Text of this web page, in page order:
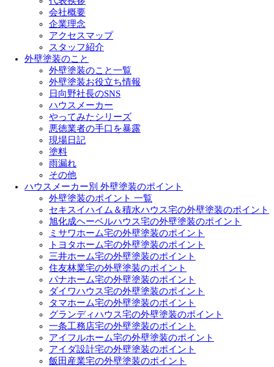
会社概要
企業理念
アクセスマップ
スタッフ紹介
外壁塗装のこと
外壁塗装のこと一覧
外壁塗装お役立ち情報
日向野社長のSNS
ハウスメーカー
やってみたシリーズ
悪徳業者の手口を暴露
現場日記
塗料
雨漏れ
その他
ハウスメーカー別 外壁塗装のポイント
外壁塗装のポイント 一覧
セキスイハイム＆積水ハウス宅の外壁塗装のポイント
旭化成ヘーベルハウス宅の外壁塗装のポイント
ミサワホーム宅の外壁塗装のポイント
トヨタホーム宅の外壁塗装のポイント
三井ホーム宅の外壁塗装のポイント
住友林業宅の外壁塗装のポイント
パナホーム宅の外壁塗装のポイント
ダイワハウス宅の外壁塗装のポイント
タマホーム宅の外壁塗装のポイント
グランディハウス宅の外壁塗装のポイント
一条工務店宅の外壁塗装のポイント
アイフルホーム宅の外壁塗装のポイント
アイダ設計宅の外壁塗装のポイント
飯田産業宅の外壁塗装のポイント